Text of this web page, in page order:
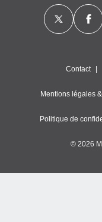
Contact
Mentions légales
Politique de
© 2026